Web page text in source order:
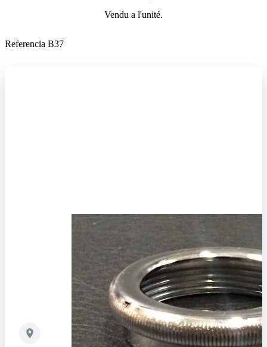
Vendu a l'unité.
Referencia B37